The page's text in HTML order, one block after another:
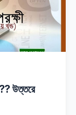
উত্তরে